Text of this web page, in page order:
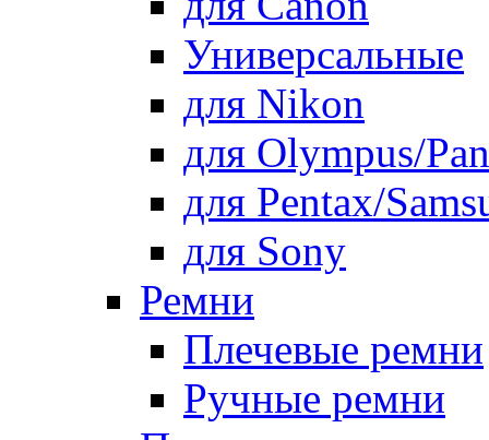
Универсальные
для Nikon
для Olympus/
для Pentax/
для Sony
Ремни
Плечевые ремни
Ручные ремни